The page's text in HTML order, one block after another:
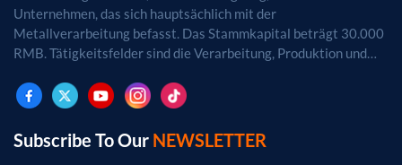
Unternehmen, das sich hauptsächlich mit der
Metallverarbeitung befasst. Das Stammkapital beträgt 30.000
RMB. Tätigkeitsfelder sind die Verarbeitung, Produktion und
genehmigungspflichtigen Projekten dürfen die
Geschäftstätigkeiten erst nach Genehmigung durch die
zuständigen Behörden aufgenommen werden.)
Subscribe To Our NEWSLETTER